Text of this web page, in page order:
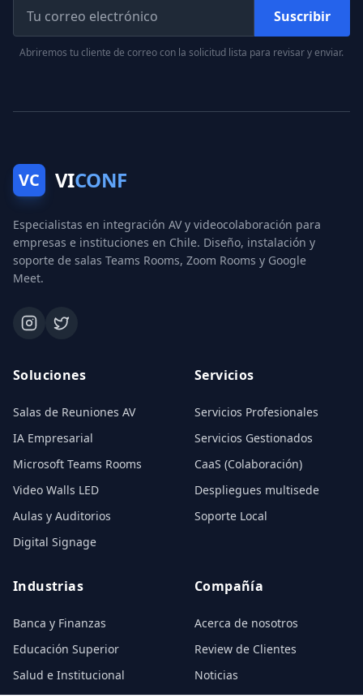
Suscribir
Abriremos tu cliente de correo con la solicitud lista para revisar y enviar.
VC VICONF
Especialistas en integración AV y videocolaboración para
empresas e instituciones en Chile. Diseño, instalación y
soporte de salas Teams Rooms, Zoom Rooms y Google
Meet.
Soluciones
Salas de Reuniones AV
IA Empresarial
Microsoft Teams Rooms
Video Walls LED
Aulas y Auditorios
Digital Signage
Servicios
Servicios Profesionales
Servicios Gestionados
CaaS (Colaboración)
Despliegues multisede
Soporte Local
Industrias
Banca y Finanzas
Educación Superior
Salud e Institucional
Compañía
Acerca de nosotros
Review de Clientes
Noticias